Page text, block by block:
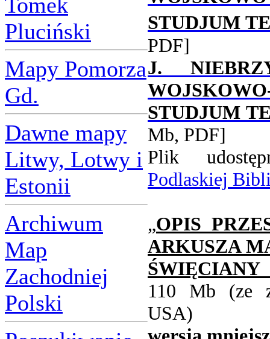
Pluciński
Mapy Pomorza
Gd.
Dawne mapy
Litwy, Lotwy i
Estonii
Archiwum
Map
Zachodniej
Polski
STUDJUM
PDF]
J.
STUDJUM
Mb, PDF]
Plik
Podlaskiej
„OPIS
ARKUSZA
ŚWIĘCIANY
110 Mb (ze
USA)